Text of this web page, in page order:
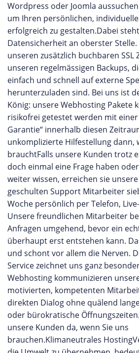
Wordpress oder Joomla
um Ihren persönlichen,
erfolgreich zu gestalten.Dabei
Datensicherheit an oberster
unseren zusätzlich buchbaren SSL
unseren regelmässigen Backups,
einfach und schnell auf externe
herunterzuladen sind. Bei uns ist
König: unsere Webhosting Pakete
risikofrei getestet werden mit einer
Garantie“ innerhalb diesen
unkomplizierte Hilfestellung dann,
brauchtFalls unsere Kunden trotz
doch einmal eine Frage haben
weiter wissen, erreichen sie
geschulten Support Mitarbeiter
Woche persönlich per Telefon,
Unsere freundlichen Mitarbeiter
Anfragen umgehend, bevor ein
überhaupt erst entstehen kann.
und schont vor allem die Nerven.
Service zeichnet uns ganz
Webhosting kommunizieren
motivierten, kompetenten
direkten Dialog ohne quälend
oder bürokratische
unsere Kunden da, wenn Sie uns
brauchen.Klimaneutrales